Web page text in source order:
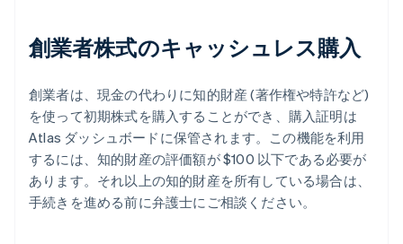
創業者株式のキャッシュレス購入
創業者は、現金の代わりに知的財産 (著作権や特許など)
を使って初期株式を購入することができ、購入証明は
Atlas ダッシュボードに保管されます。この機能を利用
するには、知的財産の評価額が $100 以下である必要が
あります。それ以上の知的財産を所有している場合は、
手続きを進める前に弁護士にご相談ください。